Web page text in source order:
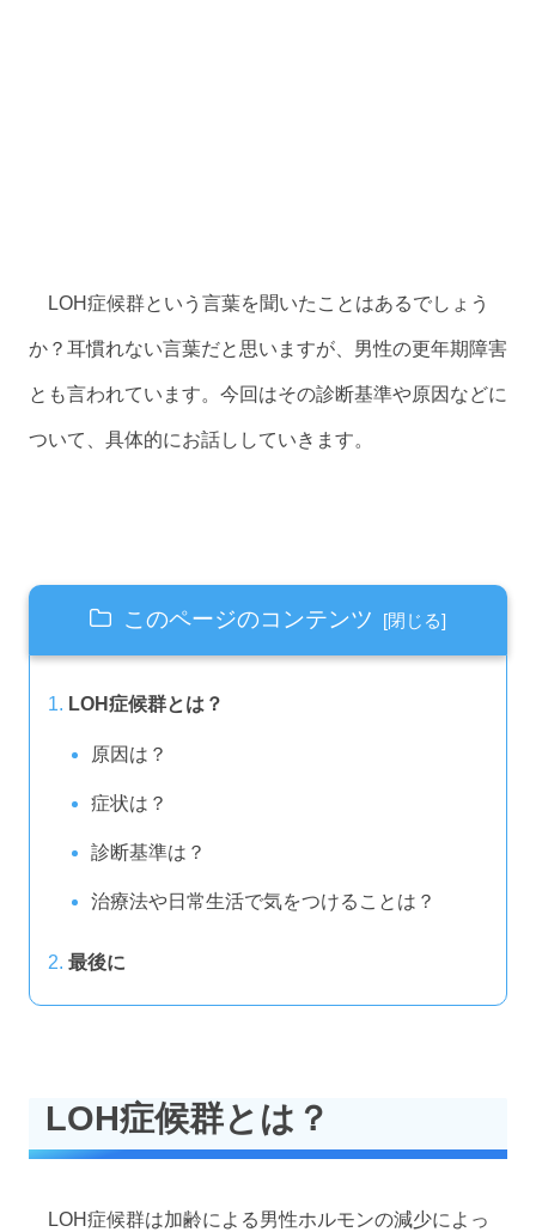
LOH症候群という言葉を聞いたことはあるでしょう
か？耳慣れない言葉だと思いますが、男性の更年期障害
とも言われています。今回はその診断基準や原因などに
ついて、具体的にお話ししていきます。
このページのコンテンツ
LOH症候群とは？
原因は？
症状は？
診断基準は？
治療法や日常生活で気をつけることは？
最後に
LOH症候群とは？
LOH症候群は加齢による男性ホルモンの減少によっ